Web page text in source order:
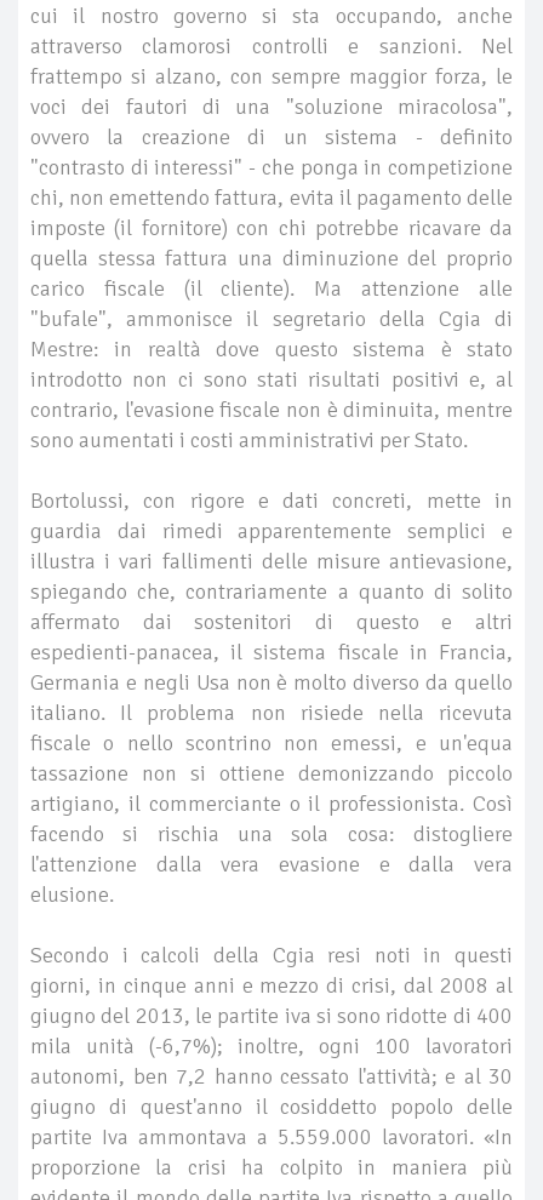
cui il nostro governo si sta occupando, anche
attraverso clamorosi controlli e sanzioni. Nel
frattempo si alzano, con sempre maggior forza, le
voci dei fautori di una "soluzione miracolosa",
ovvero la creazione di un sistema - definito
"contrasto di interessi" - che ponga in competizione
chi, non emettendo fattura, evita il pagamento delle
imposte (il fornitore) con chi potrebbe ricavare da
quella stessa fattura una diminuzione del proprio
carico fiscale (il cliente). Ma attenzione alle
"bufale", ammonisce il segretario della Cgia di
Mestre: in realtà dove questo sistema è stato
introdotto non ci sono stati risultati positivi e, al
contrario, l'evasione fiscale non è diminuita, mentre
sono aumentati i costi amministrativi per Stato.
Bortolussi, con rigore e dati concreti, mette in
guardia dai rimedi apparentemente semplici e
illustra i vari fallimenti delle misure antievasione,
spiegando che, contrariamente a quanto di solito
affermato dai sostenitori di questo e altri
espedienti-panacea, il sistema fiscale in Francia,
Germania e negli Usa non è molto diverso da quello
italiano. Il problema non risiede nella ricevuta
fiscale o nello scontrino non emessi, e un'equa
tassazione non si ottiene demonizzando piccolo
artigiano, il commerciante o il professionista. Così
facendo si rischia una sola cosa: distogliere
l'attenzione dalla vera evasione e dalla vera
elusione.
Secondo i calcoli della Cgia resi noti in questi
giorni, in cinque anni e mezzo di crisi, dal 2008 al
giugno del 2013, le partite iva si sono ridotte di 400
mila unità (-6,7%); inoltre, ogni 100 lavoratori
autonomi, ben 7,2 hanno cessato l'attività; e al 30
giugno di quest'anno il cosiddetto popolo delle
partite Iva ammontava a 5.559.000 lavoratori. «In
proporzione la crisi ha colpito in maniera più